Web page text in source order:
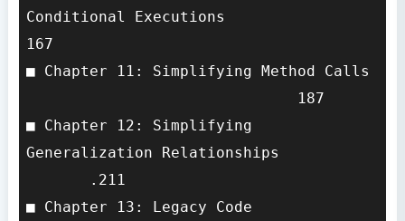
Conditional Executions
167
■ Chapter 11: Simplifying Method Calls
                              187
■ Chapter 12: Simplifying
Generalization Relationships
       .211
■ Chapter 13: Legacy Code